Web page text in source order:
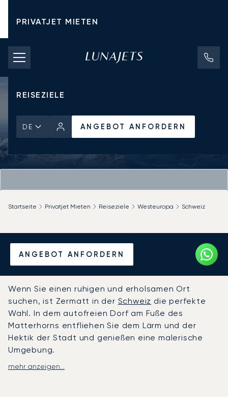
PRIVATJET MIETEN
CHARTERPREISE
PRIVATJETS
REISEZIELE
DE ANGEBOT ANFORDERN
ANGEBOT ANFORDERN
Startseite Privatjet Mieten Reiseziele Westeuropa Schweiz
Mieten Sie einen Privatjet
von/nach Zermatt
Wenn Sie einen ruhigen und erholsamen Ort
suchen, ist Zermatt in der Schweiz die perfekte
Wahl. In dem autofreien Dorf am Fuße des
Matterhorns entfliehen Sie dem Lärm und der
Hektik der Stadt und genießen eine malerische
Umgebung.
Obwohl Zermatt nicht direkt angeflogen werden
mehr anzeigen...